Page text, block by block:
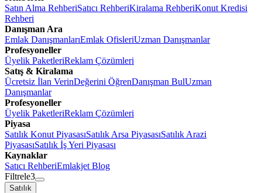
Satın Alma RehberiSatıcı RehberiKiralama RehberiKonut Kredisi
Rehberi
Danışman Ara
Emlak DanışmanlarıEmlak OfisleriUzman Danışmanlar
Profesyoneller
Üyelik PaketleriReklam Çözümleri
Satış & Kiralama
Ücretsiz İlan VerinDeğerini ÖğrenDanışman BulUzman
Danışmanlar
Profesyoneller
Üyelik PaketleriReklam Çözümleri
Piyasa
Satılık Konut PiyasasıSatılık Arsa PiyasasıSatılık Arazi
PiyasasıSatılık İş Yeri Piyasası
Kaynaklar
Satıcı RehberiEmlakjet Blog
Filtrele3
Satılık